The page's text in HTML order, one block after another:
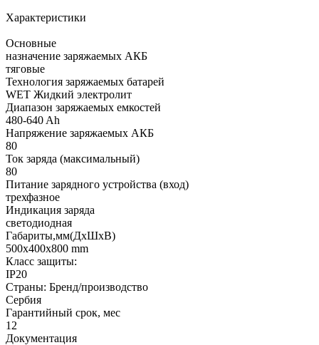
Характеристики
Основные
назначение заряжаемых АКБ
тяговые
Технология заряжаемых батарей
WET Жидкий электролит
Диапазон заряжаемых емкостей
480-640 Ah
Напряжение заряжаемых АКБ
80
Ток заряда (максимальный)
80
Питание зарядного устройства (вход)
трехфазное
Индикация заряда
светодиодная
Габариты,мм(ДхШхВ)
500x400x800 mm
Класс защиты:
IP20
Страны: Бренд/производство
Сербия
Гарантийный срок, мес
12
Документация